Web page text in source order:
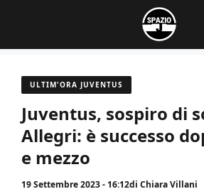
contenuto
ULTIM'ORA JUVENTUS
Juventus, sospiro di
Allegri: è successo
e mezzo
19 Settembre 2023 - 16:12di Chiara Villani